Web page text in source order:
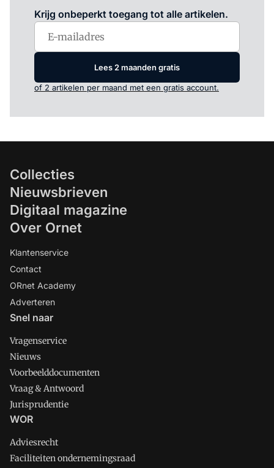
Krijg onbeperkt toegang tot alle artikelen.
Lees 2 maanden gratis
of 2 artikelen per maand met een gratis account.
Collecties
Nieuwsbrieven
Digitaal magazine
Over Ornet
Klantenservice
Contact
ORnet Academy
Adverteren
Snel naar
Vragenservice
Nieuws
Voorbeelddocumenten
Vraag & Antwoord
Jurisprudentie
WOR
Adviesrecht
Faciliteiten ondernemingsraad